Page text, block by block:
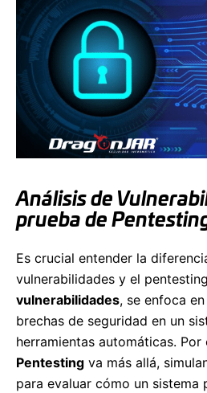
Análisis de
prueba de
Es crucial entender la
vulnerabilidades y el
vulnerabilidades, se enfoca
brechas de seguridad en un
herramientas automáticas.
Pentesting va más allá,
para evaluar cómo un sistema